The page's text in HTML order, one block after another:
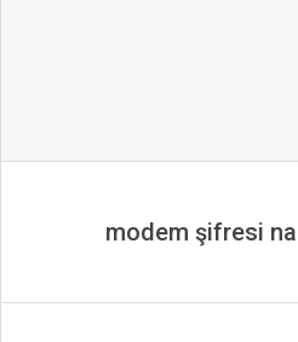
modem şifresi